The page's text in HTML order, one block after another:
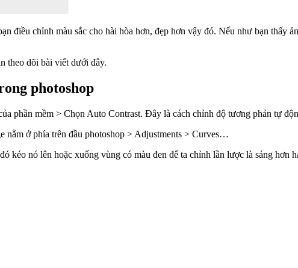
điều chỉnh màu sắc cho hài hòa hơn, đẹp hơn vậy đó. Nếu như bạn thấy
theo dõi bài viết dưới đây.
photoshop
phần mềm > Chọn Auto Contrast. Đây là cách chỉnh độ tương phản tự
nằm ở phía trên đầu photoshop > Adjustments > Curves…
kéo nó lên hoặc xuống vùng có màu đen để ta chỉnh lần lược là sáng